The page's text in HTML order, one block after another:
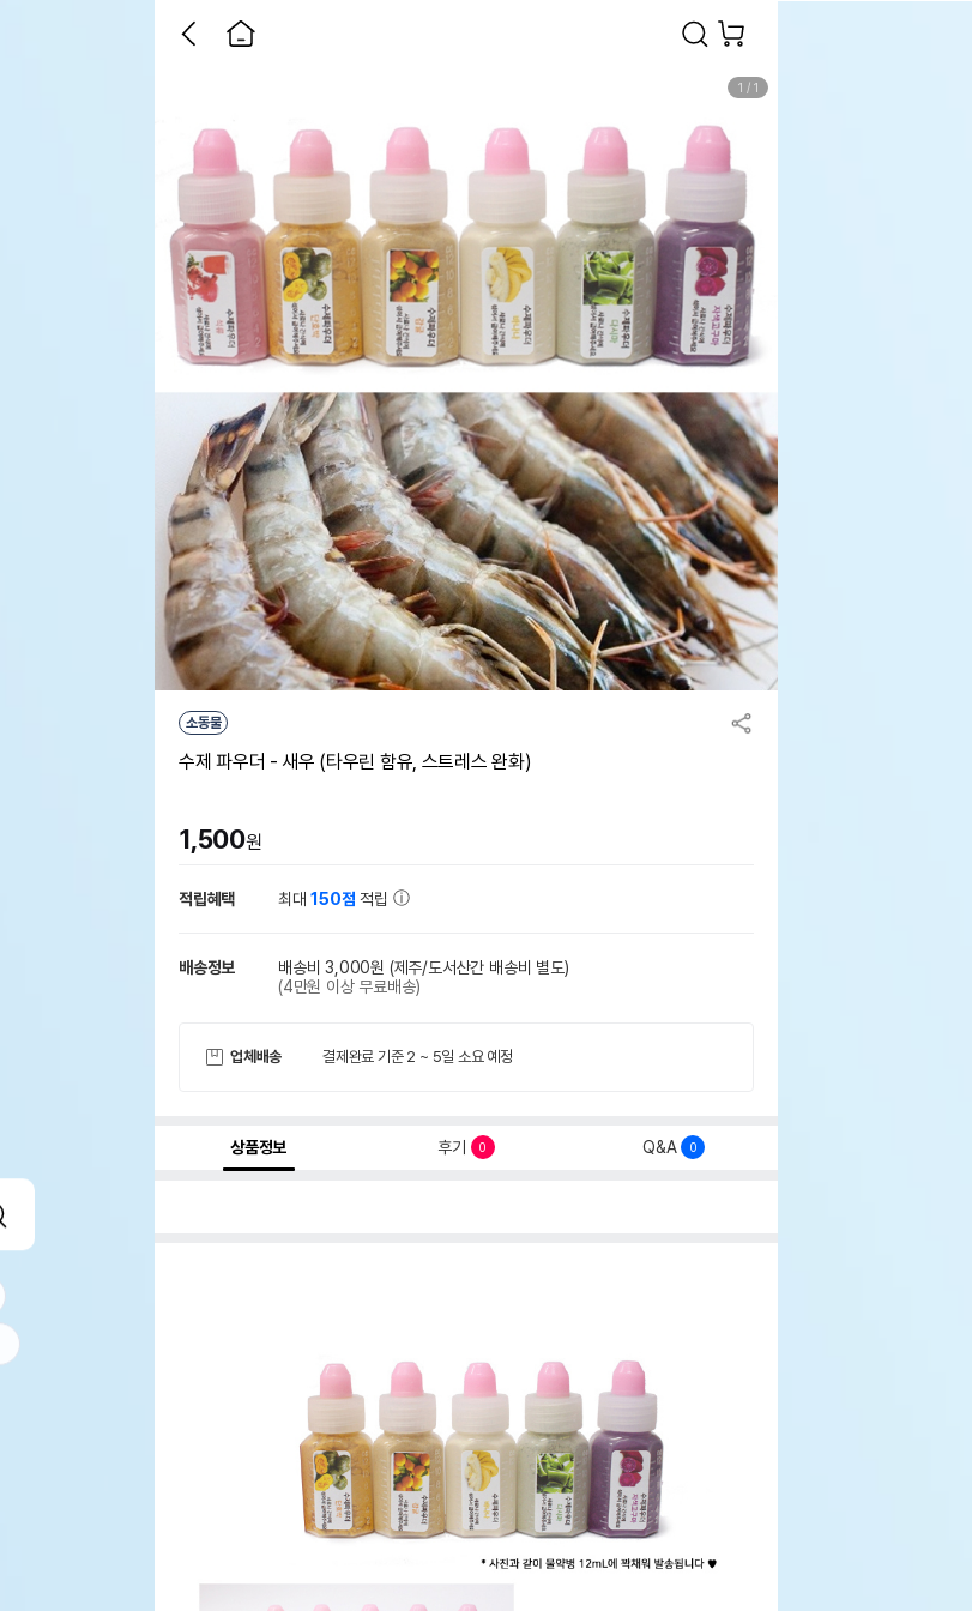
1 / 1
소동물
수제 파우더 - 새우 (타우린 함유, 스트레스 완화)
1,500원
적립혜택 최대150점 적립
배송정보 배송비 3,000원 (제주/도서산간 배송비 별도)
(4만원 이상 무료배송)
업체배송 결제완료 기준 2 ~ 5일 소요 예정
상품정보 후기 0 Q&A 0